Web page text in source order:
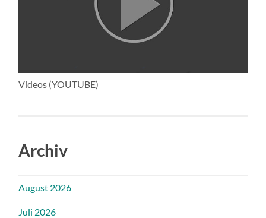
Videos (YOUTUBE)
Archiv
August 2026
Juli 2026